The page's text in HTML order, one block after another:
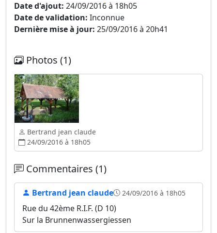
Date d'ajout: 24/09/2016 à 18h05
Date de validation: Inconnue
Dernière mise à jour: 25/09/2016 à 20h41
Photos (1)
Bertrand jean claude
24/09/2016 à 18h05
Commentaires (1)
Bertrand jean claude 24/09/2016 à 18h05
Rue du 42ème R.I.F. (D 10)
Sur la Brunnenwassergiessen